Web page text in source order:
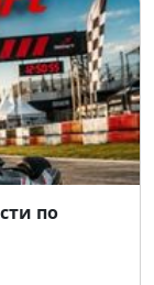
14к3
по